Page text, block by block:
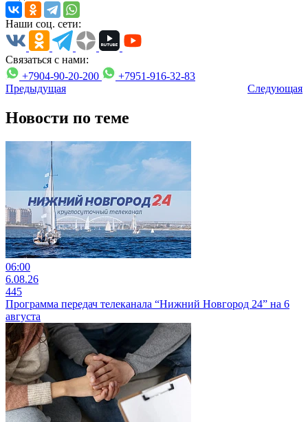
Наши соц. сети:
Связаться с нами:
+7904-90-20-200
+7951-916-32-83
Предыдущая
Следующая
Новости по теме
06:00
6.08.26
445
Программа передач телеканала “Нижний Новгород 24” на 6
августа